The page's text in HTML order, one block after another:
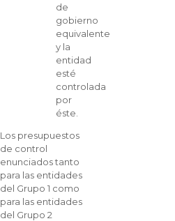
de
gobierno
equivalente
y la
entidad
esté
controlada
por
éste.
Los presupuestos
de control
enunciados tanto
para las entidades
del Grupo 1 como
para las entidades
del Grupo 2